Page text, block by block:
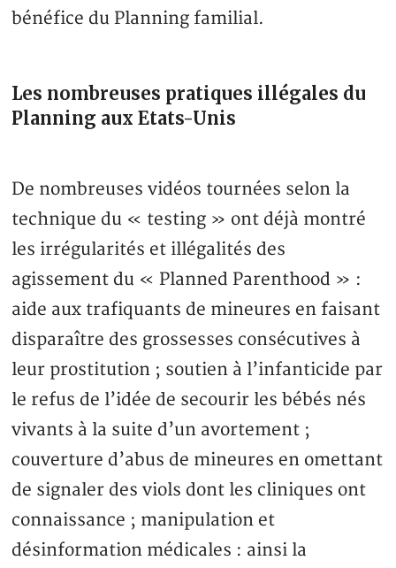
bénéfice du Planning familial.
Les nombreuses pratiques illégales du
Planning aux Etats-Unis
De nombreuses vidéos tournées selon la
technique du « testing » ont déjà montré
les irrégularités et illégalités des
agissement du « Planned Parenthood » :
aide aux trafiquants de mineures en faisant
disparaître des grossesses consécutives à
leur prostitution ; soutien à l’infanticide par
le refus de l’idée de secourir les bébés nés
vivants à la suite d’un avortement ;
couverture d’abus de mineures en omettant
de signaler des viols dont les cliniques ont
connaissance ; manipulation et
désinformation médicales : ainsi la